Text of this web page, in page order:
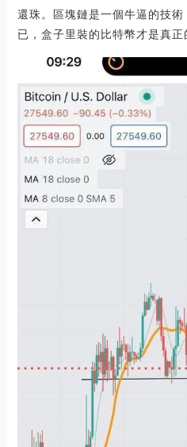
還珠。區塊鏈是一個牛逼的技
已，盒子里裝的比特幣才是真